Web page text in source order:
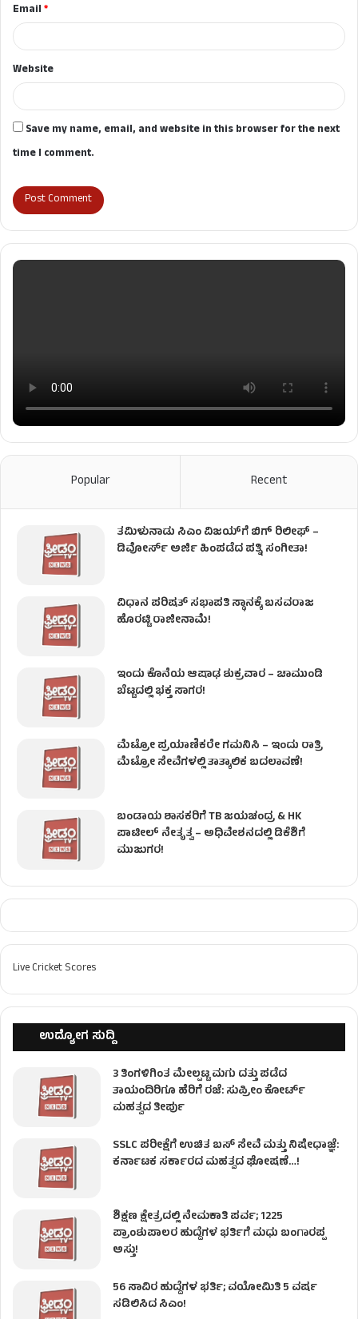
Email*
Website
Save my name, email, and website in this browser for the next
time I comment.
Popular Recent
ತಮಿಳುನಾಡು ಸಿಎಂ ವಿಜಯ್‌ಗೆ ಬಿಗ್ ರಿಲೀಫ್ –
ಡಿವೋರ್ಸ್ ಅರ್ಜಿ ಹಿಂಪಡೆದ ಪತ್ನಿ ಸಂಗೀತಾ!
ವಿಧಾನ ಪರಿಷತ್ ಸಭಾಪತಿ ಸ್ಥಾನಕ್ಕೆ ಬಸವರಾಜ
ಹೊರಟ್ಟಿ ರಾಜೀನಾಮೆ!
ಇಂದು ಕೊನೆಯ ಆಷಾಢ ಶುಕ್ರವಾರ – ಚಾಮುಂಡಿ
ಬೆಟ್ಟದಲ್ಲಿ ಭಕ್ತ ಸಾಗರ!
ಮೆಟ್ರೋ ಪ್ರಯಾಣಿಕರೇ ಗಮನಿಸಿ – ಇಂದು ರಾತ್ರಿ
ಮೆಟ್ರೋ ಸೇವೆಗಳಲ್ಲಿ ತಾತ್ಕಾಲಿಕ ಬದಲಾವಣೆ!
ಬಂಡಾಯ ಶಾಸಕರಿಗೆ TB ಜಯಚಂದ್ರ & HK
ಪಾಟೀಲ್ ನೇತೃತ್ವ – ಅಧಿವೇಶನದಲ್ಲಿ ಡಿಕೆಶಿಗೆ
ಮುಜುಗರ!
Live Cricket Scores
ಉದ್ಯೋಗ ಸುದ್ದಿ
3 ತಿಂಗಳಿಗಿಂತ ಮೇಲ್ಪಟ್ಟ ಮಗು ದತ್ತು ಪಡೆದ
ತಾಯಂದಿರಿಗೂ ಹೆರಿಗೆ ರಜೆ: ಸುಪ್ರೀಂ ಕೋರ್ಟ್
ಮಹತ್ವದ ತೀರ್ಪು
SSLC ಪರೀಕ್ಷೆಗೆ ಉಚಿತ ಬಸ್ ಸೇವೆ ಮತ್ತು ನಿಷೇಧಾಜ್ಞೆ:
ಕರ್ನಾಟಕ ಸರ್ಕಾರದ ಮಹತ್ವದ ಘೋಷಣೆ…!
ಶಿಕ್ಷಣ ಕ್ಷೇತ್ರದಲ್ಲಿ ನೇಮಕಾತಿ ಪರ್ವ; 1225
ಪ್ರಾಂಶುಪಾಲರ ಹುದ್ದೆಗಳ ಭರ್ತಿಗೆ ಮಧು ಬಂಗಾರಪ್ಪ
ಅಸ್ತು!
56 ಸಾವಿರ ಹುದ್ದೆಗಳ ಭರ್ತಿ; ವಯೋಮಿತಿ 5 ವರ್ಷ
ಸಡಿಲಿಸಿದ ಸಿಎಂ!